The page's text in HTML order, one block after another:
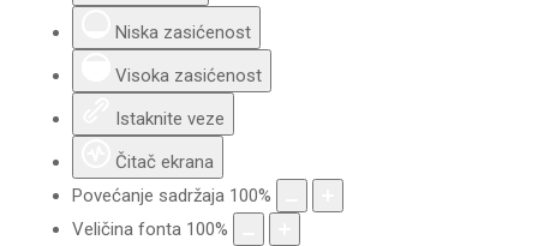
Niska zasićenost
Visoka zasićenost
Istaknite veze
Čitač ekrana
Povećanje sadržaja 100%
Veličina fonta 100%